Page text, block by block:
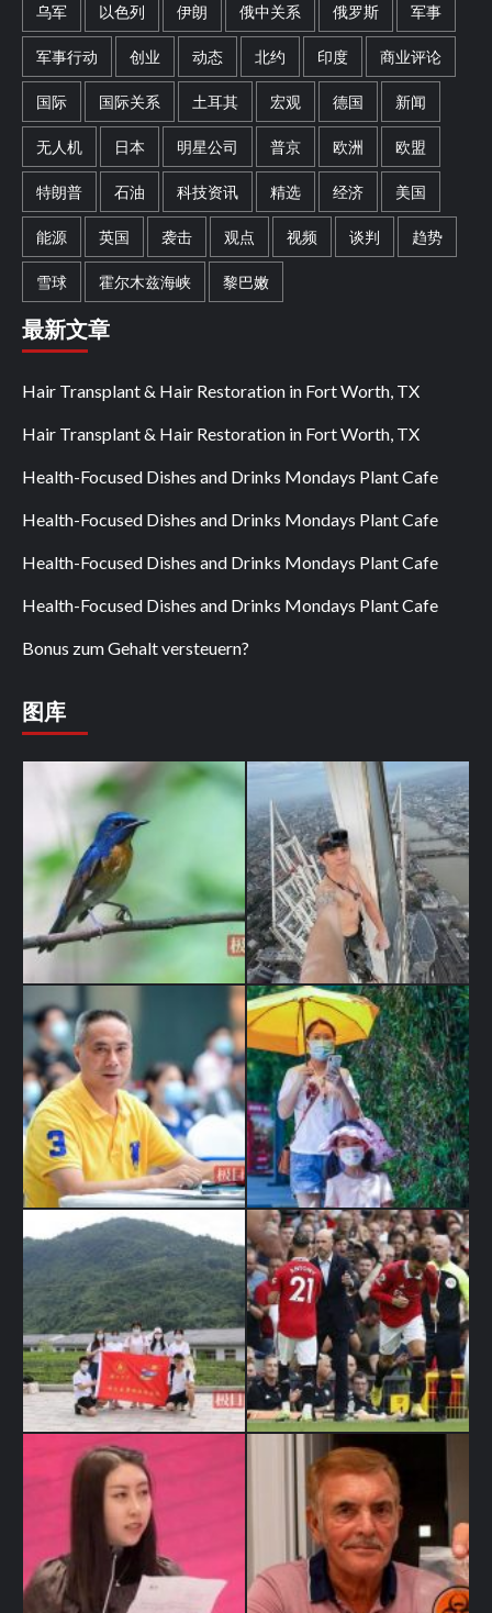
乌军 以色列 伊朗 俄中关系 俄罗斯 军事
军事行动 创业 动态 北约 印度 商业评论
国际 国际关系 土耳其 宏观 德国 新闻
无人机 日本 明星公司 普京 欧洲 欧盟
特朗普 石油 科技资讯 精选 经济 美国
能源 英国 袭击 观点 视频 谈判 趋势
雪球 霍尔木兹海峡 黎巴嫩
最新文章
Hair Transplant & Hair Restoration in Fort Worth, TX
Hair Transplant & Hair Restoration in Fort Worth, TX
Health-Focused Dishes and Drinks Mondays Plant Cafe
Health-Focused Dishes and Drinks Mondays Plant Cafe
Health-Focused Dishes and Drinks Mondays Plant Cafe
Health-Focused Dishes and Drinks Mondays Plant Cafe
Bonus zum Gehalt versteuern?
图库